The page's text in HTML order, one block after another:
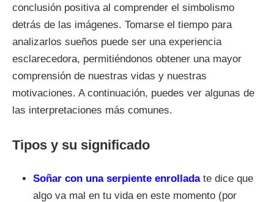
conclusión positiva al comprender el simbolismo
detrás de las imágenes. Tomarse el tiempo para
analizarlos sueños puede ser una experiencia
esclarecedora, permitiéndonos obtener una mayor
comprensión de nuestras vidas y nuestras
motivaciones. A continuación, puedes ver algunas de
las interpretaciones más comunes.
Tipos y su significado
Soñar con una serpiente enrolladate dice que
algo va mal en tu vida en este momento (por